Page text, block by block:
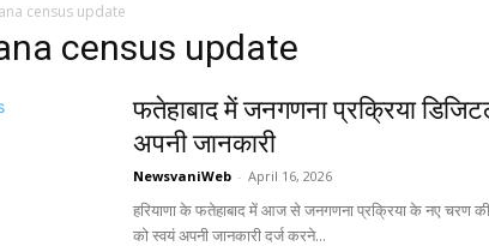
census update
census update
फतेहाबाद में जनगणना प्रक्रिया
अपनी जानकारी
NewsvaniWeb - April 16, 2026
हरियाणा के फतेहाबाद में आज से जनगणना प्रक्रिया के नए चरण
को स्वयं अपनी जानकारी दर्ज करने...